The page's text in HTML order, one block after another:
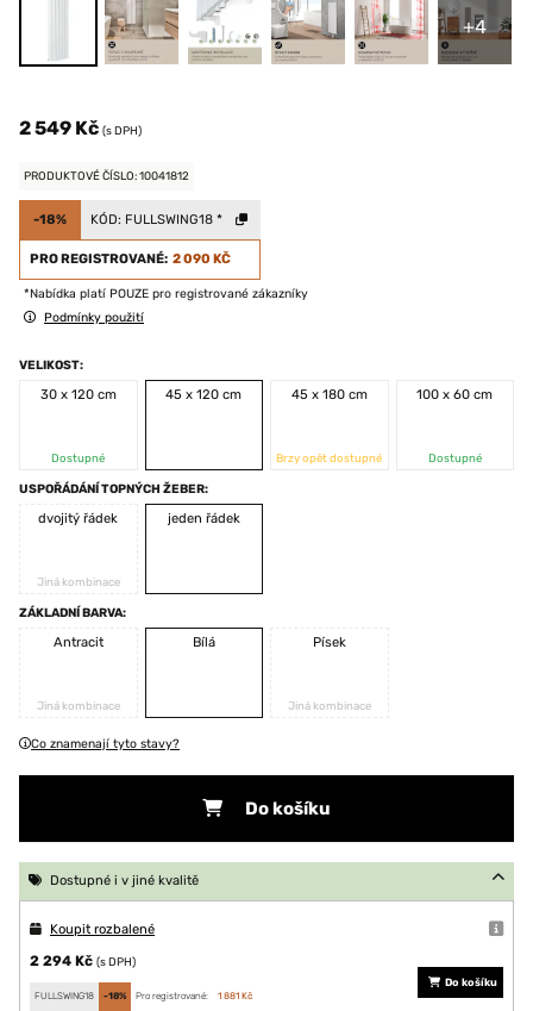
+4
2 549 Kč (s DPH)
PRODUKTOVÉ ČÍSLO: 10041812
-18% KÓD: FULLSWING18 *
PRO REGISTROVANÉ: 2 090 KČ
*Nabídka platí POUZE pro registrované zákazníky
Podmínky použití
VELIKOST:
30 x 120 cm
Dostupné
45 x 120 cm 45 x 180 cm
Brzy opět dostupné
100 x 60 cm
Dostupné
USPOŘÁDÁNÍ TOPNÝCH ŽEBER:
dvojitý řádek
Jiná kombinace
jeden řádek
ZÁKLADNÍ BARVA:
Antracit
Jiná kombinace
Bílá Písek
Jiná kombinace
Co znamenají tyto stavy?
Do košíku
Dostupné i v jiné kvalitě
Koupit rozbalené
2 294 Kč (s DPH)
FULLSWING18 -18% Pro registrované: 1 881 Kč
Do košíku